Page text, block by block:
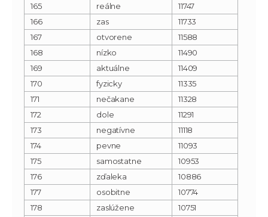
165
reálne
11747
166
zas
11733
167
otvorene
11588
168
nízko
11490
169
aktuálne
11409
170
fyzicky
11335
171
nečakane
11328
172
dole
11291
173
negatívne
11118
174
pevne
11093
175
samostatne
10953
176
zďaleka
10886
177
osobitne
10774
178
zaslúžene
10751